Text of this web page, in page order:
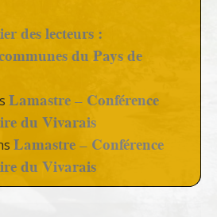
des lecteurs :
du Pays de
Lamastre – Conférence
du Vivarais
Lamastre – Conférence
du Vivarais